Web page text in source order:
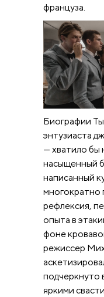
француза.
Биографии
энтузиаста
— хватило бы
насыщенный
написанный
многократно
рефлексия,
опыта в
фоне
режиссер
подчеркнуто
яркими